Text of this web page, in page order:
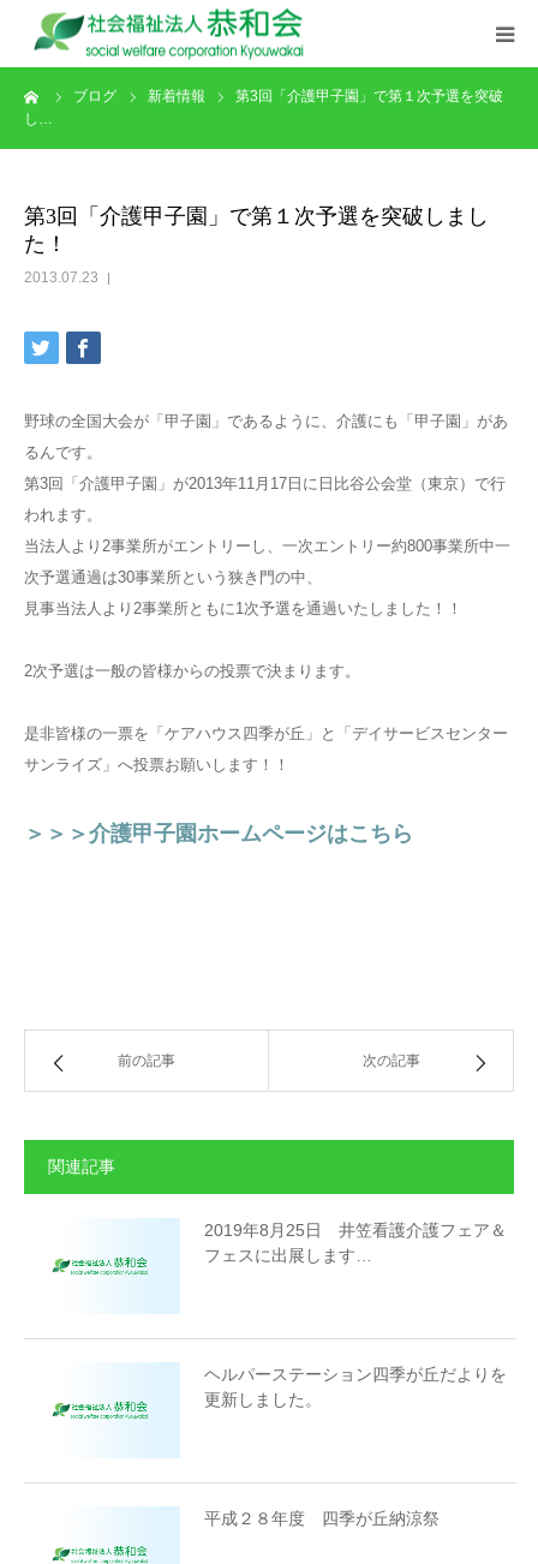
ブログ 新着情報
第3回「介護甲子園」で第１次予選を突破
し…
第3回「介護甲子園」で第１次予選を突破しまし
た！
2013.07.23
野球の全国大会が「甲子園」であるように、介護にも「甲子園」があ
るんです。
第3回「介護甲子園」が2013年11月17日に日比谷公会堂（東京）で行
われます。
当法人より2事業所がエントリーし、一次エントリー約800事業所中一
次予選通過は30事業所という狭き門の中、
見事当法人より2事業所ともに1次予選を通過いたしました！！
2次予選は一般の皆様からの投票で決まります。
是非皆様の一票を「ケアハウス四季が丘」と「デイサービスセンター
サンライズ」へ投票お願いします！！
＞＞＞介護甲子園ホームページはこちら
前の記事 次の記事
関連記事
2019年8月25日 井笠看護介護フェア＆
フェスに出展します…
ヘルパーステーション四季が丘だよりを
更新しました。
平成２８年度 四季が丘納涼祭
ごあいさつ
職員活動
採用情報